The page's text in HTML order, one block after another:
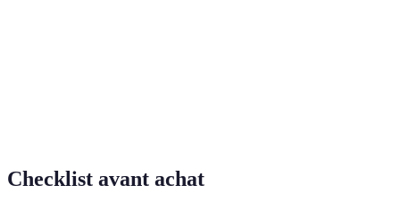
Checklist avant achat